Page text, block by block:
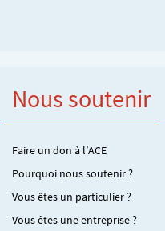
Nous soutenir
Faire un don à l’ACE
Pourquoi nous soutenir ?
Vous êtes un particulier ?
Vous êtes une entreprise ?